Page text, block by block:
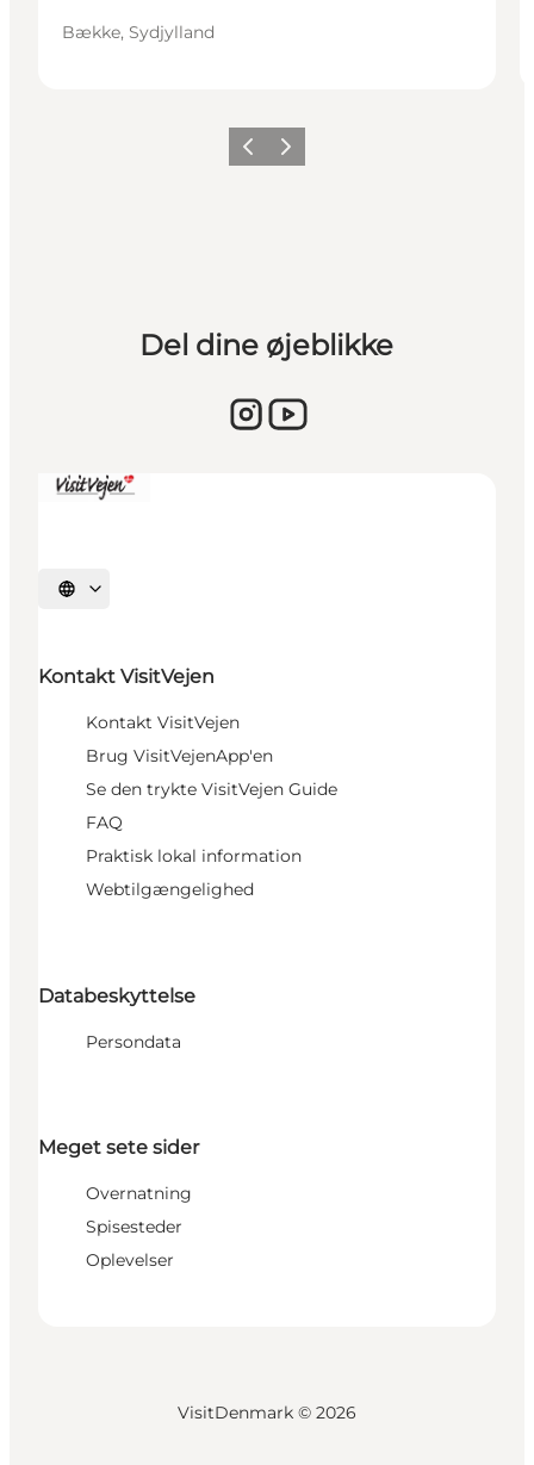
Bække, Sydjylland
Forrige billede
Næste billede
Del dine øjeblikke
Vælg sprog
Kontakt VisitVejen
Kontakt VisitVejen
Brug VisitVejenApp'en
Se den trykte VisitVejen Guide
FAQ
Praktisk lokal information
Webtilgængelighed
Databeskyttelse
Persondata
Meget sete sider
Overnatning
Spisesteder
Oplevelser
VisitDenmark © 2026